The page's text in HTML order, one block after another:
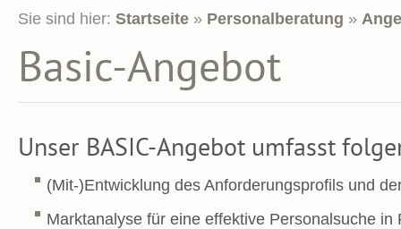
Sie sind hier: Startseite » Personalberatung »
Basic-Angebot
Unser BASIC-Angebot umfasst
(Mit-)Entwicklung des Anforderungsprofils und
Marktanalyse für eine effektive Personalsuche in